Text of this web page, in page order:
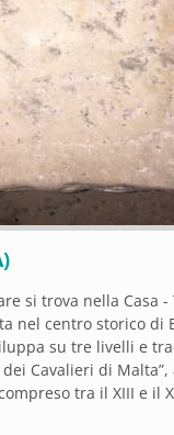
si trova nella Casa
nel centro storico di
su tre livelli e
dei Cavalieri di
tra il XIII e il